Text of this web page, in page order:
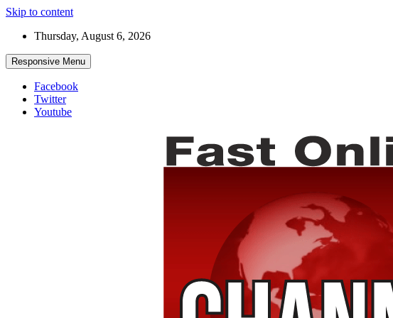
Skip to content
Thursday, August 6, 2026
Responsive Menu
Facebook
Twitter
Youtube